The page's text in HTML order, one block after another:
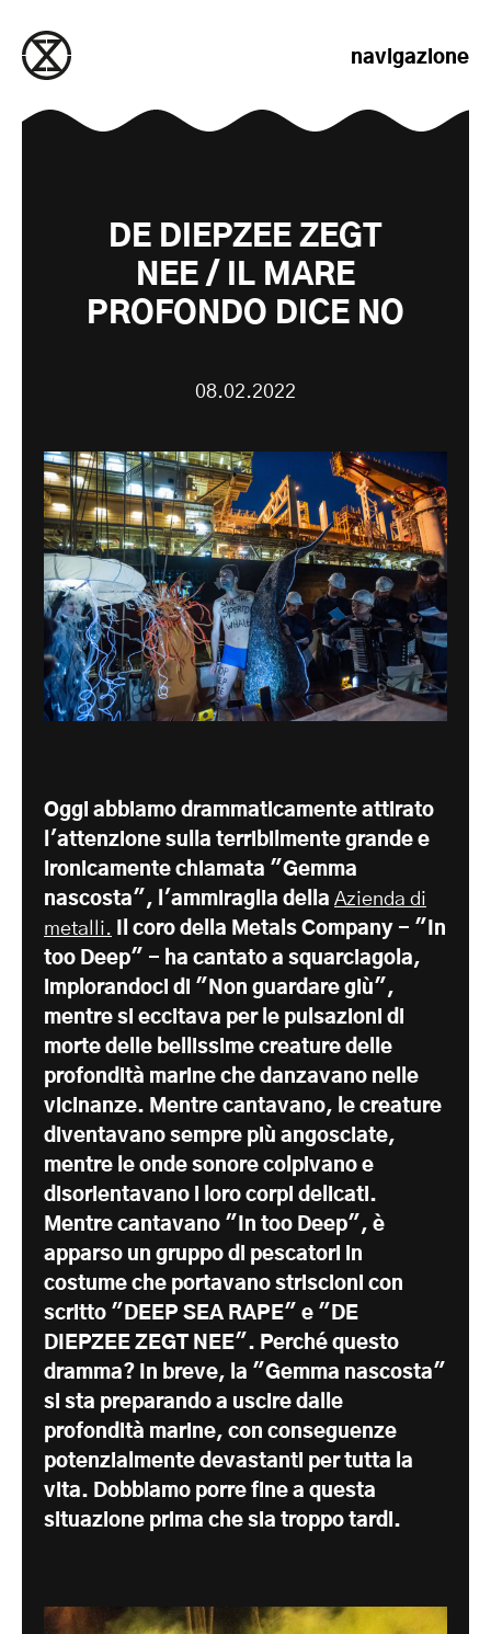
navigazione
DE DIEPZEE ZEGT
NEE / IL MARE
PROFONDO DICE NO
08.02.2022
Oggi abbiamo drammaticamente attirato
l'attenzione sulla terribilmente grande e
ironicamente chiamata "Gemma
nascosta", l'ammiraglia della Azienda di
metalli. Il coro della Metals Company - "In
too Deep" - ha cantato a squarciagola,
implorandoci di "Non guardare giù",
mentre si eccitava per le pulsazioni di
morte delle bellissime creature delle
profondità marine che danzavano nelle
vicinanze. Mentre cantavano, le creature
diventavano sempre più angosciate,
mentre le onde sonore colpivano e
disorientavano i loro corpi delicati.
Mentre cantavano "In too Deep", è
apparso un gruppo di pescatori in
costume che portavano striscioni con
scritto "DEEP SEA RAPE" e "DE
DIEPZEE ZEGT NEE". Perché questo
dramma? In breve, la "Gemma nascosta"
si sta preparando a uscire dalle
profondità marine, con conseguenze
potenzialmente devastanti per tutta la
vita. Dobbiamo porre fine a questa
situazione prima che sia troppo tardi.